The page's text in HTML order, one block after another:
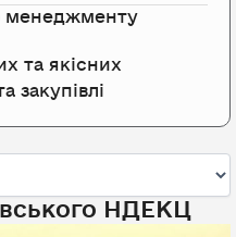
менеджменту
та якісних
закупівлі
НДЕКЦ